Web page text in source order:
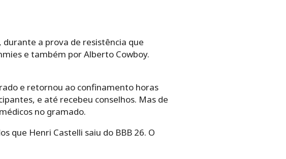
a prova de resistência que
e também por Alberto Cowboy.
e retornou ao confinamento horas
e até recebeu conselhos. Mas de
no gramado.
que Henri Castelli saiu do BBB 26. O